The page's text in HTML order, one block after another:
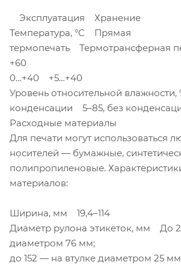
Эксплуатация Хранение
Температура, °C Прямая
термопечать Термотрансферная
+60
0…+40 +5…+40
Уровень относительной
конденсации 5–85, без
Расходные материалы
Для печати могут использоваться
носителей — бумажные,
полипропиленовые.
материалов:
Ширина, мм 19,4–114
Диаметр рулона этикеток, мм До
диаметром 76 мм;
до 152 — на втулке диаметром 25 мм